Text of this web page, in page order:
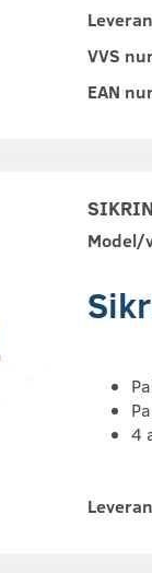
VVS
EAN
Model/
4